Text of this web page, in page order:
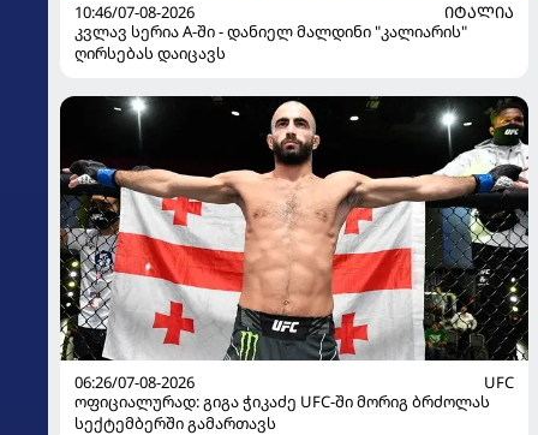
10:46/07-08-2026
ᲘᲢᲐᲚᲘᲐ
კვლავ სერია A-ში - დანიელ მალდინი "კალიარის"
ღირსებას დაიცავს
06:26/07-08-2026
UFC
ოფიციალურად: გიგა ჭიკაძე UFC-ში მორიგ ბრძოლას
სექტემბერში გამართავს